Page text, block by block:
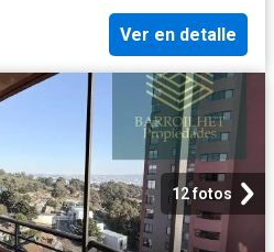
Ver en detalle
12 fotos